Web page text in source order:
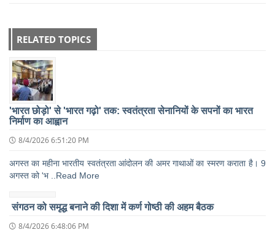
RELATED TOPICS
'भारत छोड़ो' से 'भारत गढ़ो' तक: स्वतंत्रता सेनानियों के सपनों का भारत
निर्माण का आह्वान
8/4/2026 6:51:20 PM
अगस्त का महीना भारतीय स्वतंत्रता आंदोलन की अमर गाथाओं का स्मरण कराता है। 9
अगस्त को 'भ ..Read More
संगठन को समृद्ध बनाने की दिशा में कर्ण गोष्ठी की अहम बैठक
8/4/2026 6:48:06 PM